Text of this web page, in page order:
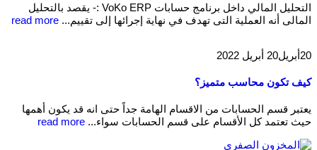
التحليل المالي داخل برنامج حسابات VoKo ERP :- يقصد بالتحليل
المالى أنه العملية التى تهدف في نهاية إجرائها إلى تقييم... read more
20أبريل20 أبريل 2022
كيف تكون محاسب متميز؟
يعتبر قسم الحسابات من الاقسام الهامة جداً حتى انه قد يكون أهمها
حيث تعتمد كل الأقسام على قسم الحسابات سواء... read more